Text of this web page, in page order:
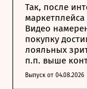
Так, после
Видео
покупку
лояльных
п.п. выше
Выпуск от 04.08.2026